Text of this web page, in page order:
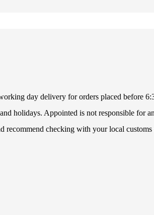
day delivery for orders placed before
holidays. Appointed is not responsible for
recommend checking with your local